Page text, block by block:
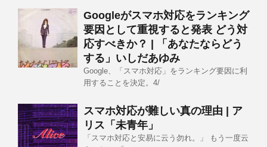
Googleがスマホ対応をランキング
要因として重視すると発表 どう対
応すべきか？ | 「あなたならどう
する」いしだあゆみ
Google、「スマホ対応」をランキング要因に利
用することを決定。4/
スマホ対応が難しい真の理由 | ア
リス「未青年」
「スマホ対応と安易に云う勿れ。」 もう一度云